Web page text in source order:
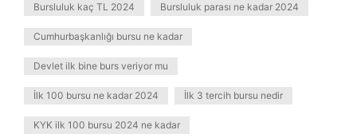
Bursluluk kaç TL 2024 Bursluluk parası ne kadar 2024
Cumhurbaşkanlığı bursu ne kadar
Devlet ilk bine burs veriyor mu
İlk 100 bursu ne kadar 2024 İlk 3 tercih bursu nedir
KYK ilk 100 bursu 2024 ne kadar